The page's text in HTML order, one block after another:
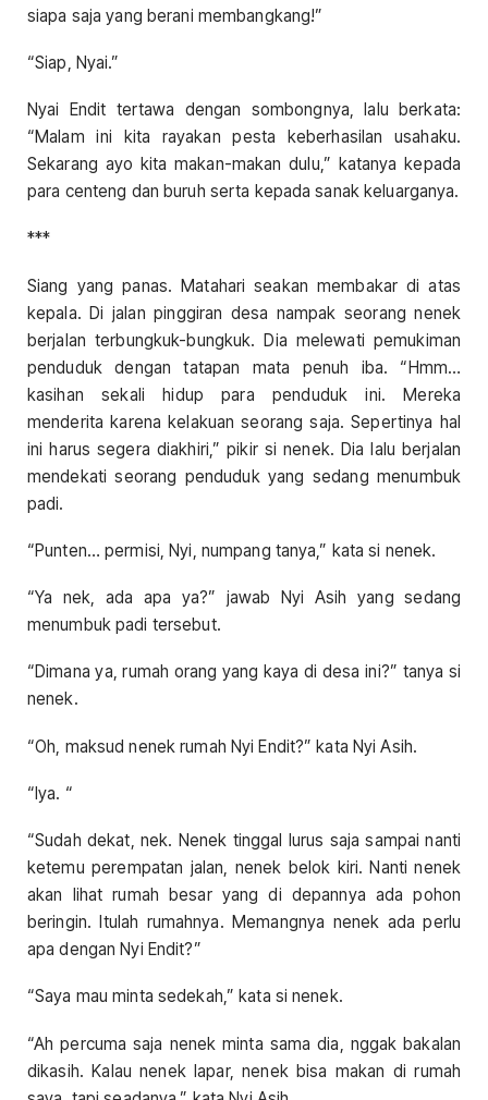
siapa saja yang berani membangkang!”
“Siap, Nyai.”
Nyai Endit tertawa dengan sombongnya, lalu berkata:
“Malam ini kita rayakan pesta keberhasilan usahaku.
Sekarang ayo kita makan-makan dulu,” katanya kepada
para centeng dan buruh serta kepada sanak keluarganya.
***
Siang yang panas. Matahari seakan membakar di atas
kepala. Di jalan pinggiran desa nampak seorang nenek
berjalan terbungkuk-bungkuk. Dia melewati pemukiman
penduduk dengan tatapan mata penuh iba. “Hmm…
kasihan sekali hidup para penduduk ini. Mereka
menderita karena kelakuan seorang saja. Sepertinya hal
ini harus segera diakhiri,” pikir si nenek. Dia lalu berjalan
mendekati seorang penduduk yang sedang menumbuk
padi.
“Punten… permisi, Nyi, numpang tanya,” kata si nenek.
“Ya nek, ada apa ya?” jawab Nyi Asih yang sedang
menumbuk padi tersebut.
“Dimana ya, rumah orang yang kaya di desa ini?” tanya si
nenek.
“Oh, maksud nenek rumah Nyi Endit?” kata Nyi Asih.
“Iya. “
“Sudah dekat, nek. Nenek tinggal lurus saja sampai nanti
ketemu perempatan jalan, nenek belok kiri. Nanti nenek
akan lihat rumah besar yang di depannya ada pohon
beringin. Itulah rumahnya. Memangnya nenek ada perlu
apa dengan Nyi Endit?”
“Saya mau minta sedekah,” kata si nenek.
“Ah percuma saja nenek minta sama dia, nggak bakalan
dikasih. Kalau nenek lapar, nenek bisa makan di rumah